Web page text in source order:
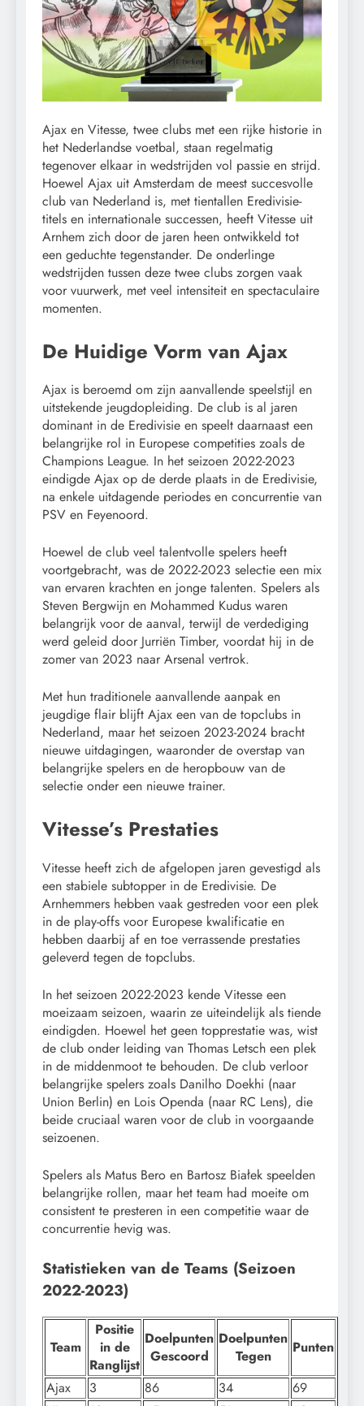
Ajax en Vitesse, twee clubs met een rijke historie in
het Nederlandse voetbal, staan regelmatig
tegenover elkaar in wedstrijden vol passie en strijd.
Hoewel Ajax uit Amsterdam de meest succesvolle
club van Nederland is, met tientallen Eredivisie-
titels en internationale successen, heeft Vitesse uit
Arnhem zich door de jaren heen ontwikkeld tot
een geduchte tegenstander. De onderlinge
wedstrijden tussen deze twee clubs zorgen vaak
voor vuurwerk, met veel intensiteit en spectaculaire
momenten.
De Huidige Vorm van Ajax
Ajax is beroemd om zijn aanvallende speelstijl en
uitstekende jeugdopleiding. De club is al jaren
dominant in de Eredivisie en speelt daarnaast een
belangrijke rol in Europese competities zoals de
Champions League. In het seizoen 2022-2023
eindigde Ajax op de derde plaats in de Eredivisie,
na enkele uitdagende periodes en concurrentie van
PSV en Feyenoord.
Hoewel de club veel talentvolle spelers heeft
voortgebracht, was de 2022-2023 selectie een mix
van ervaren krachten en jonge talenten. Spelers als
Steven Bergwijn en Mohammed Kudus waren
belangrijk voor de aanval, terwijl de verdediging
werd geleid door Jurriën Timber, voordat hij in de
zomer van 2023 naar Arsenal vertrok.
Met hun traditionele aanvallende aanpak en
jeugdige flair blijft Ajax een van de topclubs in
Nederland, maar het seizoen 2023-2024 bracht
nieuwe uitdagingen, waaronder de overstap van
belangrijke spelers en de heropbouw van de
selectie onder een nieuwe trainer.
Vitesse’s Prestaties
Vitesse heeft zich de afgelopen jaren gevestigd als
een stabiele subtopper in de Eredivisie. De
Arnhemmers hebben vaak gestreden voor een plek
in de play-offs voor Europese kwalificatie en
hebben daarbij af en toe verrassende prestaties
geleverd tegen de topclubs.
In het seizoen 2022-2023 kende Vitesse een
moeizaam seizoen, waarin ze uiteindelijk als tiende
eindigden. Hoewel het geen topprestatie was, wist
de club onder leiding van Thomas Letsch een plek
in de middenmoot te behouden. De club verloor
belangrijke spelers zoals Danilho Doekhi (naar
Union Berlin) en Lois Openda (naar RC Lens), die
beide cruciaal waren voor de club in voorgaande
seizoenen.
Spelers als Matus Bero en Bartosz Białek speelden
belangrijke rollen, maar het team had moeite om
consistent te presteren in een competitie waar de
concurrentie hevig was.
Statistieken van de Teams (Seizoen
2022-2023)
Team
Positie
in de
Ranglijst
Doelpunten
Gescoord
Doelpunten
Tegen
Punten
Ajax 3 86 34
69